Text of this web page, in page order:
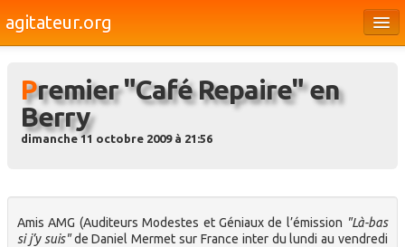
agitateur.org
Bourges & le Cher
Société
Médias
Dossiers
Premier "Café Repaire" en
Berry
dimanche 11 octobre 2009 à 21:56
Amis AMG (Auditeurs Modestes et Géniaux de l’émission "Là-bas
si j’y suis"de Daniel Mermet sur France inter du lundi au vendredi